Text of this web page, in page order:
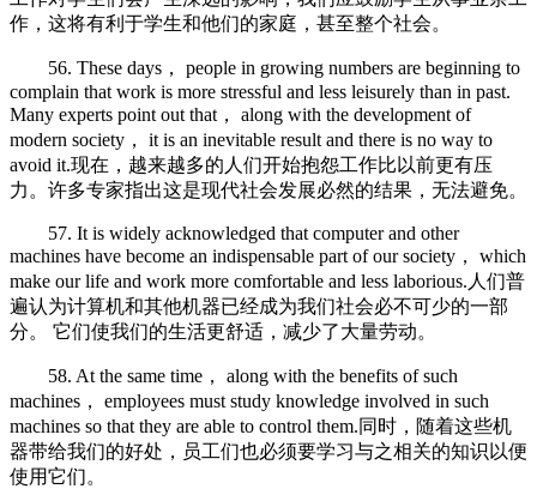
作，这将有利于学生和他们的家庭，甚至整个社会。
56. These days， people in growing numbers are beginning to
complain that work is more stressful and less leisurely than in past.
Many experts point out that， along with the development of
modern society， it is an inevitable result and there is no way to
avoid it.现在，越来越多的人们开始抱怨工作比以前更有压
力。许多专家指出这是现代社会发展必然的结果，无法避免。
57. It is widely acknowledged that computer and other
machines have become an indispensable part of our society， which
make our life and work more comfortable and less laborious.人们普
遍认为计算机和其他机器已经成为我们社会必不可少的一部
分。 它们使我们的生活更舒适，减少了大量劳动。
58. At the same time， along with the benefits of such
machines， employees must study knowledge involved in such
machines so that they are able to control them.同时，随着这些机
器带给我们的好处，员工们也必须要学习与之相关的知识以便
使用它们。